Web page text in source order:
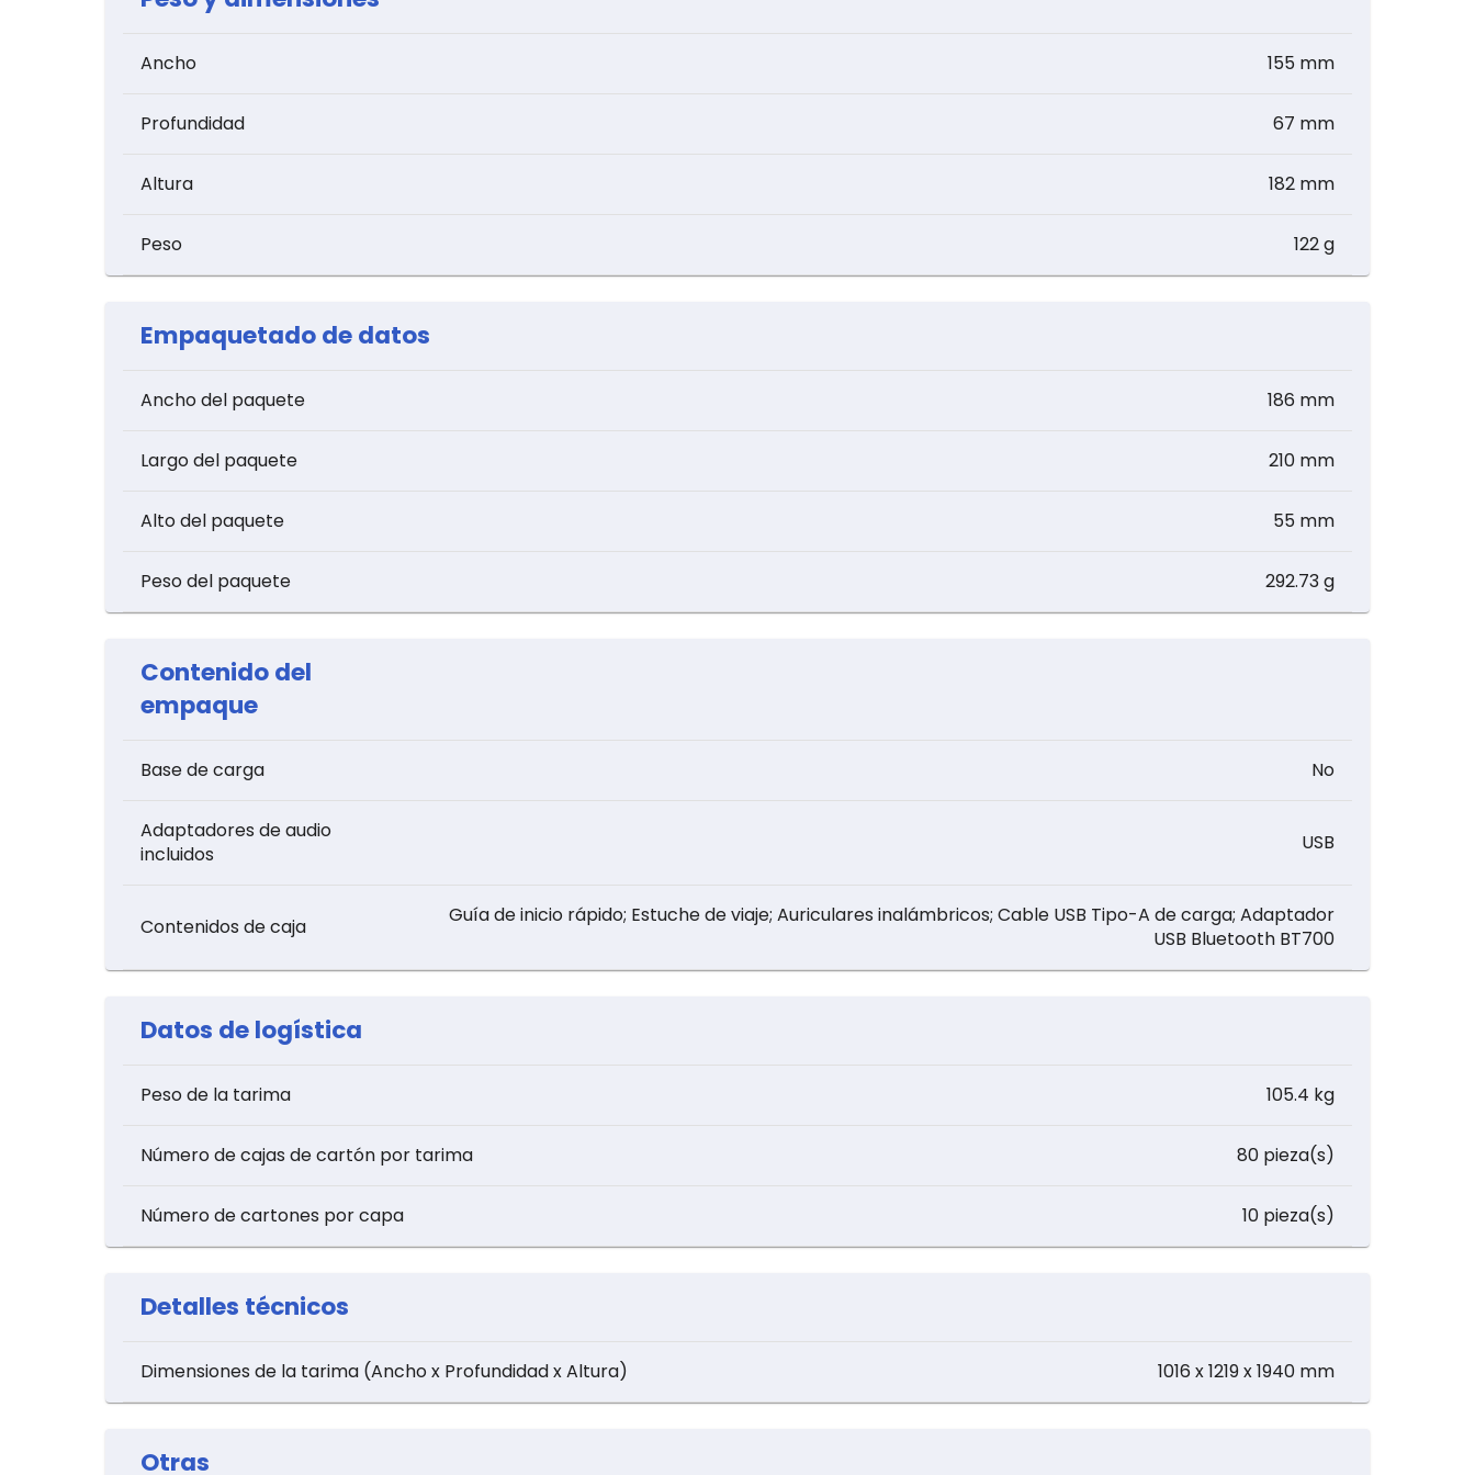
Ancho 155 mm
Profundidad 67 mm
Altura 182 mm
Peso 122 g
Empaquetado de datos
Ancho del paquete 186 mm
Largo del paquete 210 mm
Alto del paquete 55 mm
Peso del paquete 292.73 g
Contenido del
empaque
Base de carga No
Adaptadores de audio
incluidos
USB
Contenidos de caja
Guía de inicio rápido; Estuche de viaje; Auriculares inalámbricos; Cable USB Tipo-A de carga; Adaptador
USB Bluetooth BT700
Datos de logística
Peso de la tarima 105.4 kg
Número de cajas de cartón por tarima 80 pieza(s)
Número de cartones por capa 10 pieza(s)
Detalles técnicos
Dimensiones de la tarima (Ancho x Profundidad x Altura) 1016 x 1219 x 1940 mm
Otras